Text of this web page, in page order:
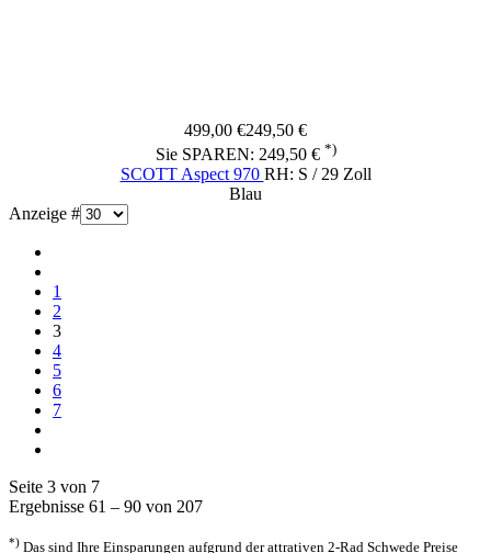
499,00 €249,50 €
Sie SPAREN: 249,50 € *)
SCOTT Aspect 970 RH: S / 29 Zoll
Blau
Anzeige #
1
2
3
4
5
6
7
Seite 3 von 7
Ergebnisse 61 – 90 von 207
*) Das sind Ihre Einsparungen aufgrund der attrativen 2-Rad Schwede Preise